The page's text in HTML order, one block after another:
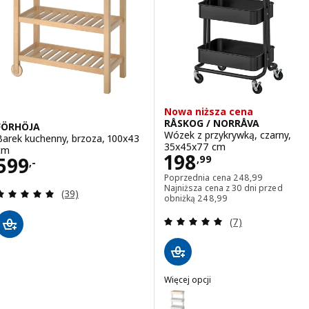
kuchenny, brzoza, 100x43
,- 599,-
Recenzja: 4.9 z 5 gwiazdki. Łączna liczba recenzji:
(39)
Nowa niższa cena
RÅSKOG / NORRÅVA
Wózek z przykrywką, czarny,
35x45x77 cm
198,99
Cena 198,99
Poprzednia cena 248,99
Poprzednia cena
Najniższa cena z 30 dni przed
obniżką 248,99
Najniższa cena z 30 dni
Recenzja: 5 z
(7)
Więcej opcji
RÅSKOG / NORRÅVA
Wariant: RÅSKOG /